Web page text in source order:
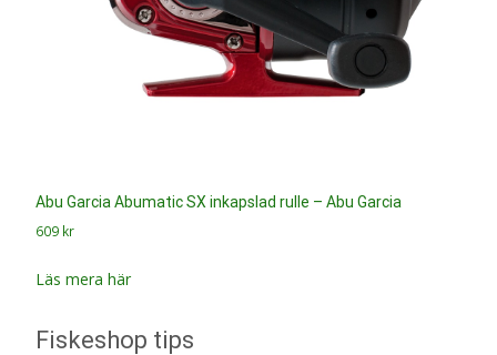
Abu Garcia Abumatic SX inkapslad rulle – Abu Garcia
609 kr
Läs mera här
Fiskeshop tips